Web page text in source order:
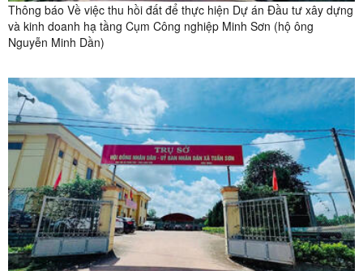
Thông báo Về việc thu hồi đất để thực hiện Dự án Đầu tư xây dựng
và kinh doanh hạ tầng Cụm Công nghiệp Minh Sơn (hộ ông
Nguyễn Minh Dần)